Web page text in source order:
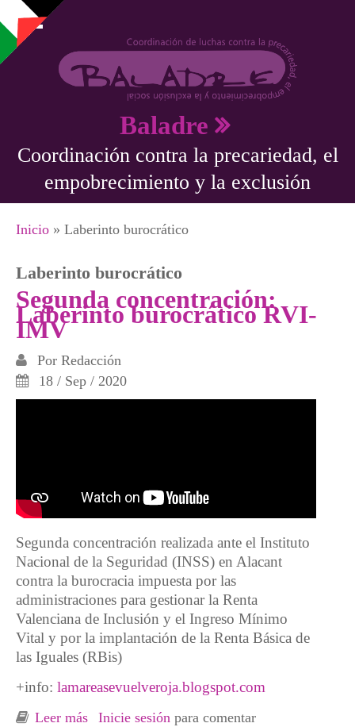
Pasar al contenido principal
Baladre
Coordinación contra la precariedad, el
empobrecimiento y la exclusión
Se encuentra usted aquí
Inicio » Laberinto burocrático
Laberinto burocrático
Segunda concentración:
Laberinto burocrático RVI-
IMV
Por Redacción
18 / Sep / 2020
Segunda concentración realizada ante el Instituto
Nacional de la Seguridad (INSS) en Alacant
contra la burocracia impuesta por las
administraciones para gestionar la Renta
Valenciana de Inclusión y el Ingreso Mínimo
Vital y por la implantación de la Renta Básica de
las Iguales (RBis)
+info: lamareasevuelveroja.blogspot.com
Leer más sobre Segunda concentración: Laberinto
Inicie sesión para comentar